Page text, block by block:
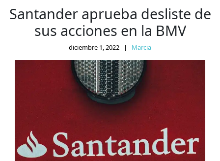
Santander aprueba desliste de
sus acciones en la BMV
diciembre 1, 2022 | Marcia